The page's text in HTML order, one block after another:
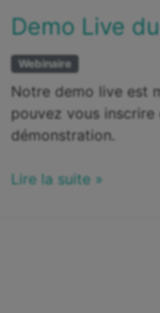
Demo Live
Webinaire
Notre demo live est
pouvez vous
démonstration.
Lire la suite »